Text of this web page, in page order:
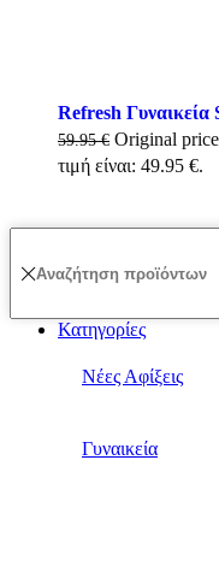
Refresh Γυναικεία
59.95€ Original
τιμή είναι: 49.95 €.
Κατηγορίες
Νέες Αφίξεις
Γυναικεία